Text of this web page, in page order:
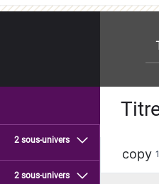
2 sous-univers
2 sous-univers
copy